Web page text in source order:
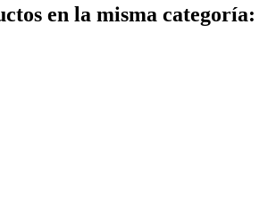
en la misma categoría: